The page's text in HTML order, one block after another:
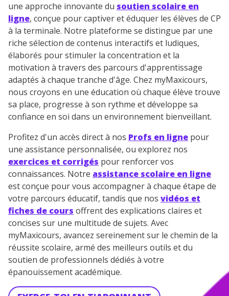
une approche innovante du soutien scolaire en
ligne, conçue pour captiver et éduquer les élèves de CP
à la terminale. Notre plateforme se distingue par une
riche sélection de contenus interactifs et ludiques,
élaborés pour stimuler la concentration et la
motivation à travers des parcours d'apprentissage
adaptés à chaque tranche d'âge. Chez myMaxicours,
nous croyons en une éducation où chaque élève trouve
sa place, progresse à son rythme et développe sa
confiance en soi dans un environnement bienveillant.
Profitez d'un accès direct à nos Profs en ligne pour
une assistance personnalisée, ou explorez nos
exercices et corrigés pour renforcer vos
connaissances. Notre assistance scolaire en ligne
est conçue pour vous accompagner à chaque étape de
votre parcours éducatif, tandis que nos vidéos et
fiches de cours offrent des explications claires et
concises sur une multitude de sujets. Avec
myMaxicours, avancez sereinement sur le chemin de la
réussite scolaire, armé des meilleurs outils et du
soutien de professionnels dédiés à votre
épanouissement académique.